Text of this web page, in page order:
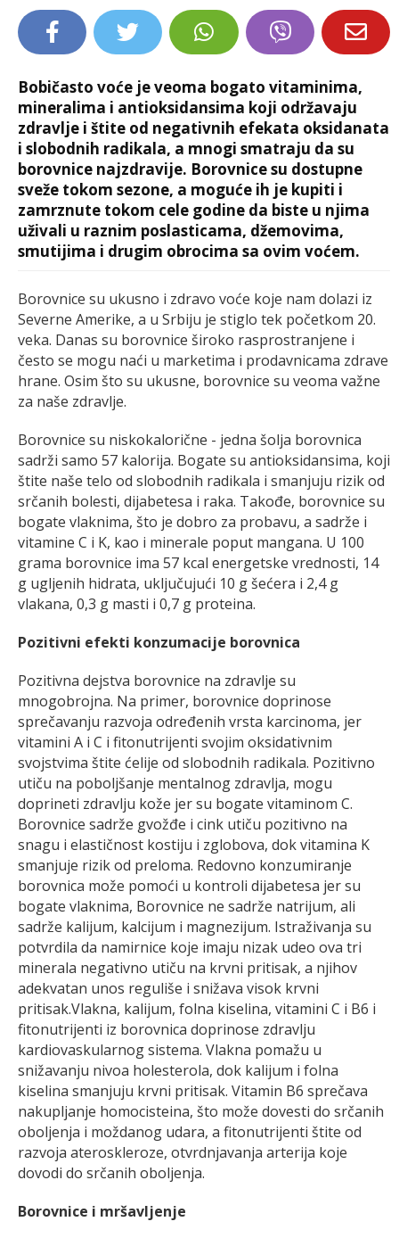
LIFESTYLE
Bobičasto voće je veoma bogato vitaminima,
mineralima i antioksidansima koji održavaju
zdravlje i štite od negativnih efekata oksidanata
i slobodnih radikala, a mnogi smatraju da su
borovnice najzdravije. Borovnice su dostupne
sveže tokom sezone, a moguće ih je kupiti i
zamrznute tokom cele godine da biste u njima
uživali u raznim poslasticama, džemovima,
smutijima i drugim obrocima sa ovim voćem.
Borovnice su ukusno i zdravo voće koje nam dolazi iz
Severne Amerike, a u Srbiju je stiglo tek početkom 20.
veka. Danas su borovnice široko rasprostranjene i
često se mogu naći u marketima i prodavnicama zdrave
hrane. Osim što su ukusne, borovnice su veoma važne
za naše zdravlje.
Borovnice su niskokalorične - jedna šolja borovnica
sadrži samo 57 kalorija. Bogate su antioksidansima, koji
štite naše telo od slobodnih radikala i smanjuju rizik od
srčanih bolesti, dijabetesa i raka. Takođe, borovnice su
bogate vlaknima, što je dobro za probavu, a sadrže i
vitamine C i K, kao i minerale poput mangana. U 100
grama borovnice ima 57 kcal energetske vrednosti, 14
g ugljenih hidrata, uključujući 10 g šećera i 2,4 g
vlakana, 0,3 g masti i 0,7 g proteina.
Pozitivni efekti konzumacije borovnica
Pozitivna dejstva borovnice na zdravlje su
mnogobrojna. Na primer, borovnice doprinose
sprečavanju razvoja određenih vrsta karcinoma, jer
vitamini A i C i fitonutrijenti svojim oksidativnim
svojstvima štite ćelije od slobodnih radikala. Pozitivno
utiču na poboljšanje mentalnog zdravlja, mogu
doprineti zdravlju kože jer su bogate vitaminom C.
Borovnice sadrže gvožđe i cink utiču pozitivno na
snagu i elastičnost kostiju i zglobova, dok vitamina K
smanjuje rizik od preloma. Redovno konzumiranje
borovnica može pomoći u kontroli dijabetesa jer su
bogate vlaknima, Borovnice ne sadrže natrijum, ali
sadrže kalijum, kalcijum i magnezijum. Istraživanja su
potvrdila da namirnice koje imaju nizak udeo ova tri
minerala negativno utiču na krvni pritisak, a njihov
adekvatan unos reguliše i snižava visok krvni
pritisak.Vlakna, kalijum, folna kiselina, vitamini C i B6 i
fitonutrijenti iz borovnica doprinose zdravlju
kardiovaskularnog sistema. Vlakna pomažu u
snižavanju nivoa holesterola, dok kalijum i folna
kiselina smanjuju krvni pritisak. Vitamin B6 sprečava
nakupljanje homocisteina, što može dovesti do srčanih
oboljenja i moždanog udara, a fitonutrijenti štite od
razvoja ateroskleroze, otvrdnjavanja arterija koje
dovodi do srčanih oboljenja.
Borovnice i mršavljenje